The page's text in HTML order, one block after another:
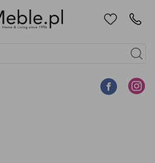
UlubioneKontakt
Szukaj
Facebook